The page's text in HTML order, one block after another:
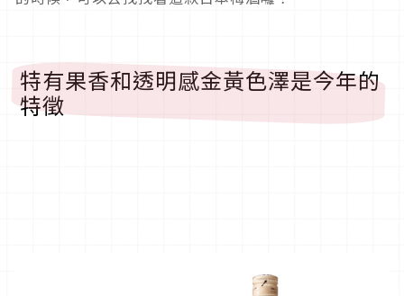
特有果香和透明感金黃色澤是今年的
特徵